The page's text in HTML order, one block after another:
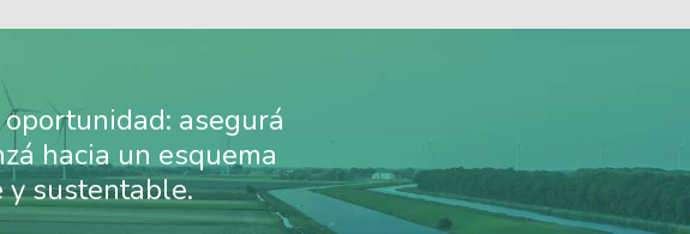
asegurá
hacia un esquema
y sustentable.